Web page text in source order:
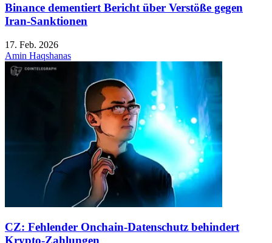
Binance dementiert Bericht über Verstöße gegen
Iran-Sanktionen
17. Feb. 2026
Amin Haqshanas
CZ: Fehlender Onchain-Datenschutz behindert
Krypto-Zahlungen